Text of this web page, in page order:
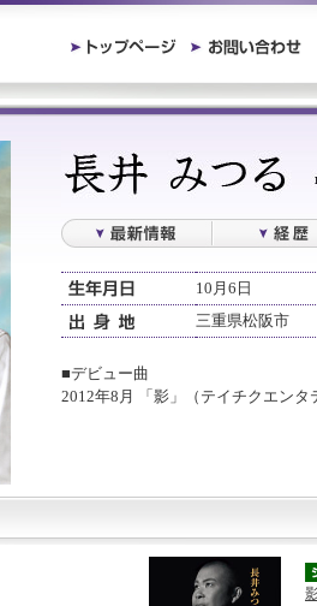
10月6日
三重県松阪市
■デビュー曲
2012年8月 「影」（テイチクエンタ